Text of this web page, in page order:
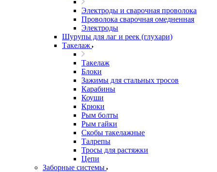
Электроды и сварочная проволока
Проволока сварочная омедненная
Электроды
Шурупы для лаг и реек (глухари)
Такелаж
Такелаж
Блоки
Зажимы для стальных тросов
Карабины
Коуши
Крюки
Рым болты
Рым гайки
Скобы такелажные
Талрепы
Тросы для растяжки
Цепи
Заборные системы